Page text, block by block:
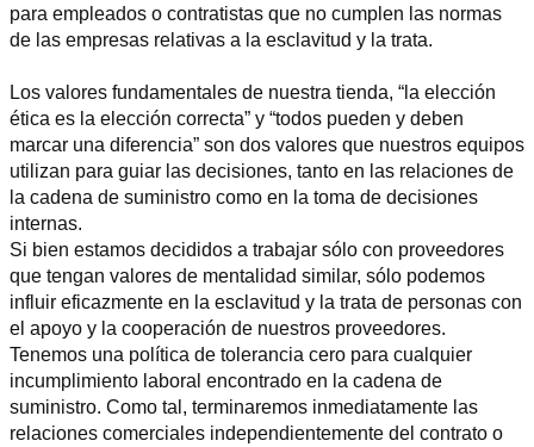
para empleados o contratistas que no cumplen las normas
de las empresas relativas a la esclavitud y la trata.
Los valores fundamentales de nuestra tienda, “la elección
ética es la elección correcta” y “todos pueden y deben
marcar una diferencia” son dos valores que nuestros equipos
utilizan para guiar las decisiones, tanto en las relaciones de
la cadena de suministro como en la toma de decisiones
internas.
Si bien estamos decididos a trabajar sólo con proveedores
que tengan valores de mentalidad similar, sólo podemos
influir eficazmente en la esclavitud y la trata de personas con
el apoyo y la cooperación de nuestros proveedores.
Tenemos una política de tolerancia cero para cualquier
incumplimiento laboral encontrado en la cadena de
suministro. Como tal, terminaremos inmediatamente las
relaciones comerciales independientemente del contrato o